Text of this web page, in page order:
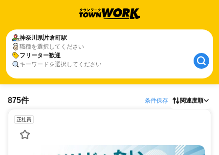
神奈川県片倉町駅
職種を選択してください
フリーター歓迎
キーワードを選択してください
875件 条件保存 関連度順
正社員